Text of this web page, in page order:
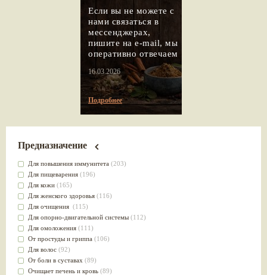
Если вы не можете с
нами связаться в
мессенджерах,
пишите на e-mail, мы
оперативно отвечаем
16.03.2026
Подробнее
Предназначение
Для повышения иммунитета (203)
Для пищеварения (196)
Для кожи (165)
Для женского здоровья (116)
Для очищения (115)
Для опорно-двигательной системы (112)
Для омоложения (111)
От простуды и гриппа (106)
Для волос (92)
От боли в суставах (89)
Очищает печень и кровь (89)